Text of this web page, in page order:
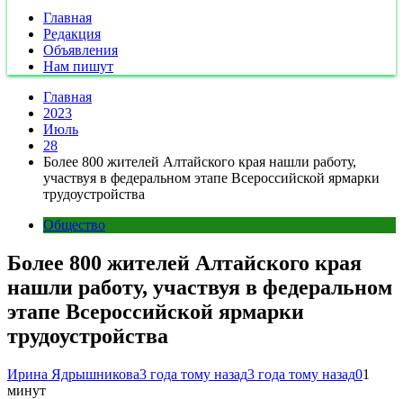
Главная
Редакция
Объявления
Нам пишут
Главная
2023
Июль
28
Более 800 жителей Алтайского края нашли работу,
участвуя в федеральном этапе Всероссийской ярмарки
трудоустройства
Общество
Более 800 жителей Алтайского края
нашли работу, участвуя в федеральном
этапе Всероссийской ярмарки
трудоустройства
Ирина Ядрышникова3 года тому назад3 года тому назад01
минут